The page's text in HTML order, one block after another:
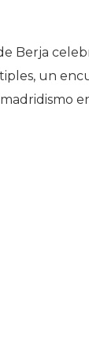
Berja
un